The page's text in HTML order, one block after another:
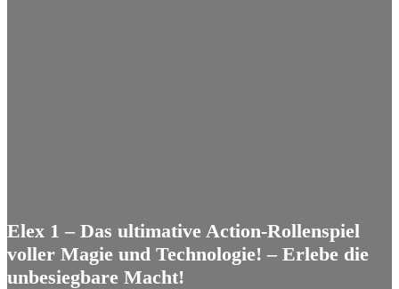
Elex 1 – Das ultimative Action-Rollenspiel
voller Magie und Technologie! – Erlebe die
unbesiegbare Macht!